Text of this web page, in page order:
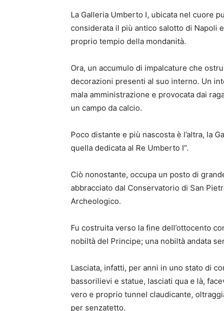
La Galleria Umberto I, ubicata nel cuore
considerata il più antico salotto di Napoli
proprio tempio della mondanità.
Ora, un accumulo di impalcature che
decorazioni presenti al suo interno. Un
mala amministrazione e provocata dai
un campo da calcio.
Poco distante e più nascosta è l’altra, la
quella dedicata al Re Umberto I”.
Ciò nonostante, occupa un posto di
abbracciato dal Conservatorio di San
Archeologico.
Fu costruita verso la fine dell’ottocento
nobiltà del Principe; una nobiltà andata
Lasciata, infatti, per anni in uno stato di
bassorilievi e statue, lasciati qua e là,
vero e proprio tunnel claudicante,
per senzatetto.